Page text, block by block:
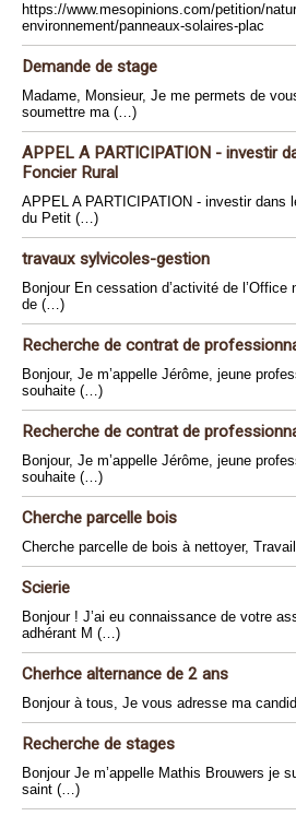
https://www.mesopinions.com/petition/
environnement/panneaux-solaires-plac
Demande de stage
Madame, Monsieur, Je me permets de
soumettre ma (…)
APPEL A PARTICIPATION - investir
Foncier Rural
APPEL A PARTICIPATION - investir dans
du Petit (…)
travaux sylvicoles-gestion
Bonjour En cessation d’activité de
de (…)
Recherche de contrat de
Bonjour, Je m’appelle Jérôme, jeune
souhaite (…)
Recherche de contrat de
Bonjour, Je m’appelle Jérôme, jeune
souhaite (…)
Cherche parcelle bois
Cherche parcelle de bois à nettoyer,
Scierie
Bonjour ! J’ai eu connaissance de votre
adhérant M (…)
Cherhce alternance de 2 ans
Bonjour à tous, Je vous adresse ma
Recherche de stages
Bonjour Je m’appelle Mathis Brouwers je
saint (…)